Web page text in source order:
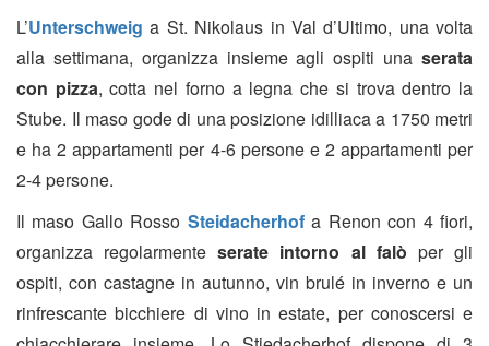
L’Unterschweig a St. Nikolaus in Val d’Ultimo, una volta
alla settimana, organizza insieme agli ospiti una serata
con pizza, cotta nel forno a legna che si trova dentro la
Stube. Il maso gode di una posizione idilliaca a 1750 metri
e ha 2 appartamenti per 4-6 persone e 2 appartamenti per
2-4 persone.
Il maso Gallo Rosso Steidacherhofa Renon con 4 fiori,
organizza regolarmenteserate intorno al falò per gli
ospiti, con castagne in autunno, vin brulé in inverno e un
rinfrescante bicchiere di vino in estate, per conoscersi e